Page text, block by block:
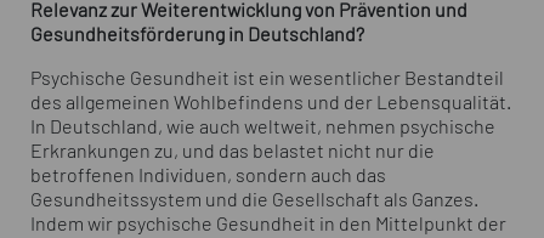
Relevanz zur Weiterentwicklung von Prävention und
Gesundheitsförderung in Deutschland?
Psychische Gesundheit ist ein wesentlicher Bestandteil
des allgemeinen Wohlbefindens und der Lebensqualität.
In Deutschland, wie auch weltweit, nehmen psychische
Erkrankungen zu, und das belastet nicht nur die
betroffenen Individuen, sondern auch das
Gesundheitssystem und die Gesellschaft als Ganzes.
Indem wir psychische Gesundheit in den Mittelpunkt der